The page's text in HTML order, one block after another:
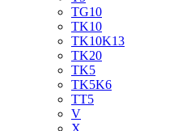
TG10
TK10
TK10K13
TK20
TK5
TK5K6
TT5
V
X